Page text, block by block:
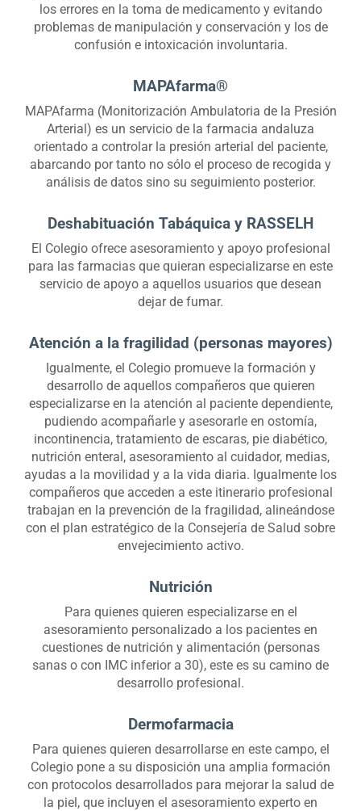
los errores en la toma de medicamento y evitando
problemas de manipulación y conservación y los de
confusión e intoxicación involuntaria.
MAPAfarma®
MAPAfarma (Monitorización Ambulatoria de la Presión
Arterial) es un servicio de la farmacia andaluza
orientado a controlar la presión arterial del paciente,
abarcando por tanto no sólo el proceso de recogida y
análisis de datos sino su seguimiento posterior.
Deshabituación Tabáquica y RASSELH
El Colegio ofrece asesoramiento y apoyo profesional
para las farmacias que quieran especializarse en este
servicio de apoyo a aquellos usuarios que desean
dejar de fumar.
Atención a la fragilidad (personas mayores)
Igualmente, el Colegio promueve la formación y
desarrollo de aquellos compañeros que quieren
especializarse en la atención al paciente dependiente,
pudiendo acompañarle y asesorarle en ostomía,
incontinencia, tratamiento de escaras, pie diabético,
nutrición enteral, asesoramiento al cuidador, medias,
ayudas a la movilidad y a la vida diaria. Igualmente los
compañeros que acceden a este itinerario profesional
trabajan en la prevención de la fragilidad, alineándose
con el plan estratégico de la Consejería de Salud sobre
envejecimiento activo.
Nutrición
Para quienes quieren especializarse en el
asesoramiento personalizado a los pacientes en
cuestiones de nutrición y alimentación (personas
sanas o con IMC inferior a 30), este es su camino de
desarrollo profesional.
Dermofarmacia
Para quienes quieren desarrollarse en este campo, el
Colegio pone a su disposición una amplia formación
con protocolos desarrollados para mejorar la salud de
la piel, que incluyen el asesoramiento experto en